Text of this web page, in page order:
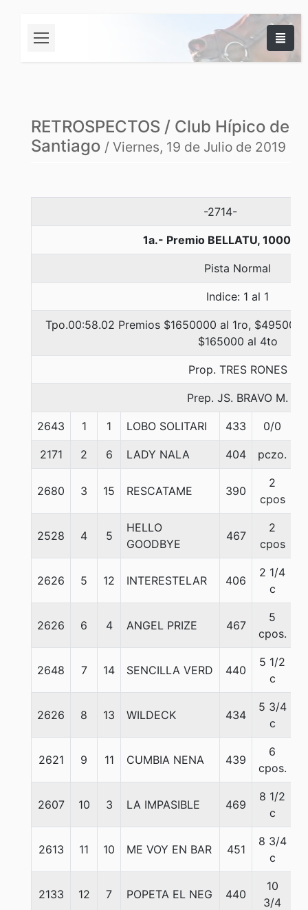
RETROSPECTOS / Club Hípico de
Santiago / Viernes, 19 de Julio de 2019
-2714-
1a.- Premio BELLATU, 1000
Pista Normal
Indice: 1 al 1
Tpo.00:58.02 Premios $1650000 al 1ro,
$165000 al 4to
Prop. TRES RONES
Prep. JS. BRAVO M.
2643 1 1 LOBO SOLITARI 433 0/0
2171 2 6 LADY NALA 404 pczo.
2680 3 15 RESCATAME 390
2
cpos
2528 4 5
HELLO
GOODBYE
467
2
cpos
2626 5 12 INTERESTELAR 406
2 1/4
c
2626 6 4 ANGEL PRIZE 467
5
cpos.
2648 7 14 SENCILLA VERD 440
5 1/2
c
2626 8 13 WILDECK 434
5 3/4
c
2621 9 11 CUMBIA NENA 439
6
cpos.
2607 10 3 LA IMPASIBLE 469
8 1/2
c
2613 11 10 ME VOY EN BAR 451
8 3/4
c
2133 12 7 POPETA EL NEG 440
10
3/4